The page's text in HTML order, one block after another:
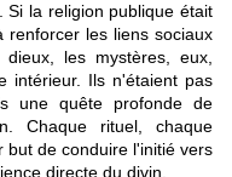
Si la religion publique était
renforcer les liens sociaux
les mystères, eux,
intérieur. Ils n'étaient pas
une quête profonde de
Chaque rituel, chaque
but de conduire l'initié vers
directe du divin.